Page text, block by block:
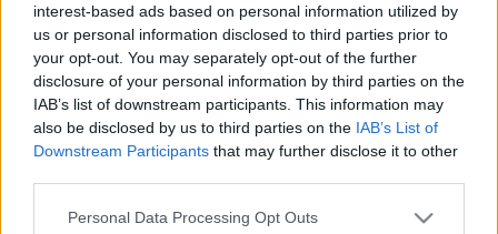
interest-based ads based on personal information utilized by
us or personal information disclosed to third parties prior to
your opt-out. You may separately opt-out of the further
disclosure of your personal information by third parties on the
IAB’s list of downstream participants. This information may
also be disclosed by us to third parties on the IAB’s List of
Downstream Participants that may further disclose it to other
Please note that this website/app uses one or more Google
Personal Data Processing Opt Outs
Országos hírek
Megérkezett az eső a Duna vízgyűjtőjére
Aktuális
Paks II.: Mit jelent az 5. blokk új
árnyékában?